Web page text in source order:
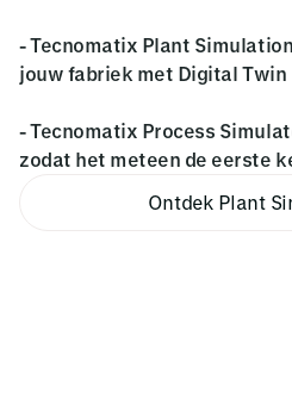
- Tecnomatix Plant
jouw fabriek met Digital Twin
- Tecnomatix Process
zodat het meteen de eerste
Ontdek Plant